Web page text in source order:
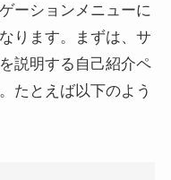
ーションメニューに
ります。まずは、サ
説明する自己紹介ペ
たとえば以下のよう